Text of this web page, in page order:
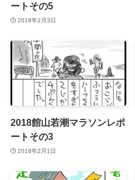
ートその5
2018年2月3日
2018館山若潮マラソンレポ
ートその3
2018年2月1日